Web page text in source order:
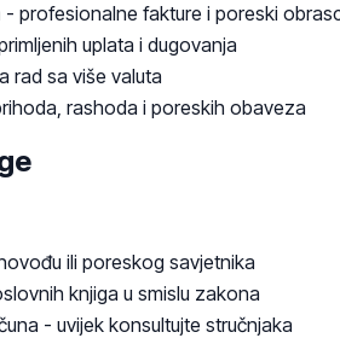
- profesionalne fakture i poreski
uplata i dugovanja
rad sa više valuta
rashoda i poreskih obaveza
ili poreskog savjetnika
knjiga u smislu zakona
- uvijek konsultujte stručnjaka